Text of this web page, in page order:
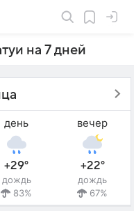
на 7 дней
день
+29°
дождь
83%
вечер
+22°
дождь
67%